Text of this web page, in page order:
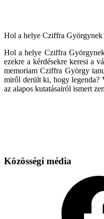
Hol a helye Cziffra Györgynek
Hol a helye Cziffra
ezekre a kérdésekre keresi a
memoriam Cziffra György
miről derült ki, hogy legenda?
az alapos kutatásairól ismert
Közösségi média